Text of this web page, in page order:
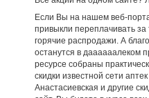
Если Вы на нашем веб-
привыкли переплачивать за
горячие распродажи. А
останутся в даааааалеком
ресурсе собраны
скидки известной сети
Анастасиевская и другие